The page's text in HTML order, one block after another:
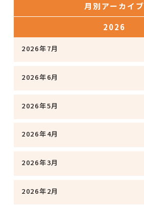
月別アーカイブ
2026
2026年7月
2026年6月
2026年5月
2026年4月
2026年3月
2026年2月